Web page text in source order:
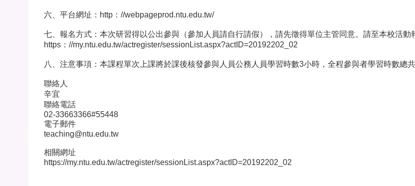
六、平台網址：http：//webpageprod.ntu.edu.tw/
七、報名方式：本次研習得以公出參與（參加人員請自行請假），請先徵得單位主管同意。請至本校活動
https：//my.ntu.edu.tw/actregister/sessionList.aspx?actID=20192202_02
八、注意事項：本課程單次上課將於課後核發參與人員公務人員學習時數3小時，全程參與者學習時數總共
聯絡人
辛宜
聯絡電話
02-33663366#55448
電子郵件
teaching@ntu.edu.tw
相關網址
https://my.ntu.edu.tw/actregister/sessionList.aspx?actID=20192202_02